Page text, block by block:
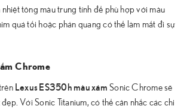
tông màu trung tính để phù hợp với màu
quá tối hoặc phản quang có thể làm mất đi sự
Chrome
Lexus ES350h màu xám Sonic Chrome sẽ
Với Sonic Titanium, có thể cân nhắc các chi